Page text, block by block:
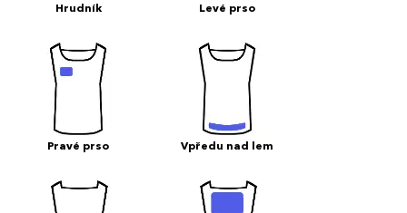
Hrudník Levé prso
Pravé prso Vpředu nad lem